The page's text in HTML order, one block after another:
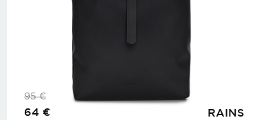
RAINS
95€
64 €